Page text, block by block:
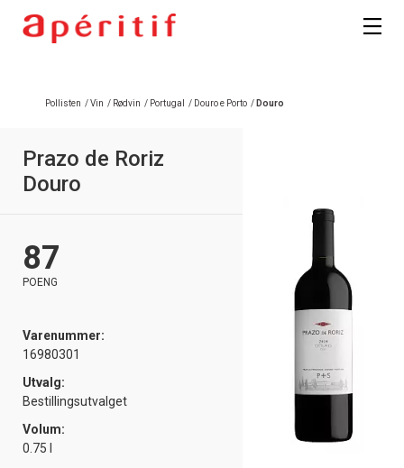
Pollisten /Vin / Rødvin / Portugal / Douro e Porto / Douro
Prazo de Roriz
Douro
87
POENG
Varenummer:
16980301
Utvalg:
Bestillingsutvalget
Volum:
0.75 l